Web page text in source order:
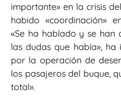
importante» en la crisis
habido «coordinación»
«Se ha hablado y se han
las dudas que había», ha
por la operación de
los pasajeros del buque,
total».